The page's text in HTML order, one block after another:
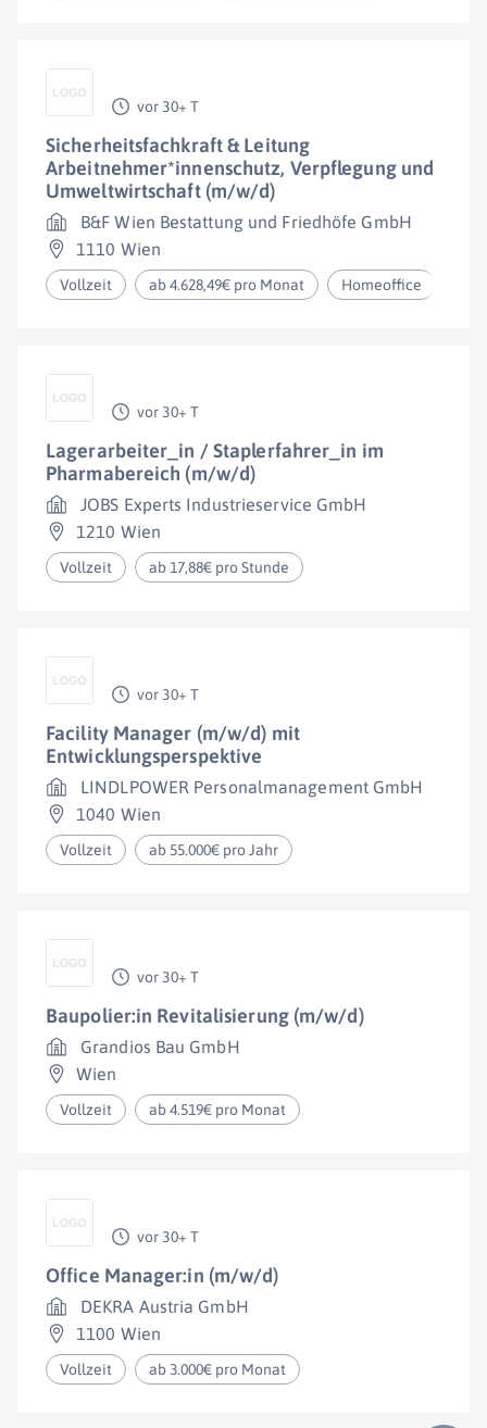
vor 30+ T
Sicherheitsfachkraft & Leitung
Arbeitnehmer*innenschutz, Verpflegung und
Umweltwirtschaft (m/w/d)
B&F Wien Bestattung und Friedhöfe GmbH
1110 Wien
Vollzeit ab 4.628,49€ pro Monat Homeoffice
vor 30+ T
Lagerarbeiter_in / Staplerfahrer_in im
Pharmabereich (m/w/d)
JOBS Experts Industrieservice GmbH
1210 Wien
Vollzeit ab 17,88€ pro Stunde
vor 30+ T
Facility Manager (m/w/d) mit
Entwicklungsperspektive
LINDLPOWER Personalmanagement GmbH
1040 Wien
Vollzeit ab 55.000€ pro Jahr
vor 30+ T
Baupolier:in Revitalisierung (m/w/d)
Grandios Bau GmbH
Wien
Vollzeit ab 4.519€ pro Monat
vor 30+ T
Office Manager:in (m/w/d)
DEKRA Austria GmbH
1100 Wien
Vollzeit ab 3.000€ pro Monat